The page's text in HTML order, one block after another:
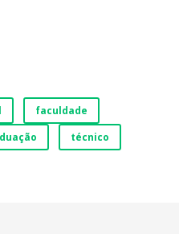
faculdade
técnico